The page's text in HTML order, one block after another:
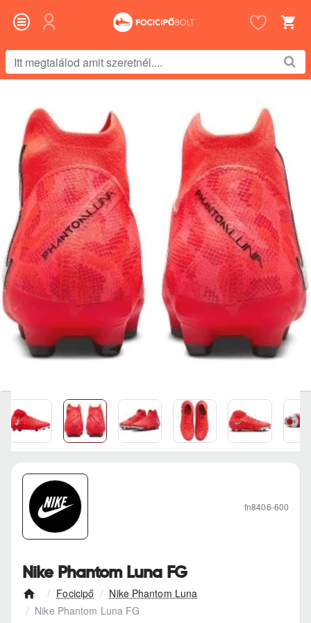
megtalálod
szeretnél....
o
Focicipő
Nike Phantom Luna
Nike Phantom Luna FG
Nike Phantom Luna FG
fn8406-600